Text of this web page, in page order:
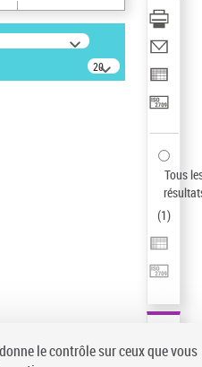
20
résultats/page
Tous
(1)
le contrôle sur ceux que vous